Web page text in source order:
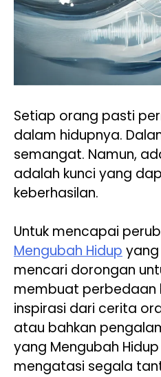
Setiap orang pasti
dalam hidupnya.
semangat. Namun,
adalah kunci yang
keberhasilan.
Untuk mencapai
Mengubah Hidup
mencari dorongan
membuat perbedaan
inspirasi dari cerita
atau bahkan
yang Mengubah
mengatasi segala